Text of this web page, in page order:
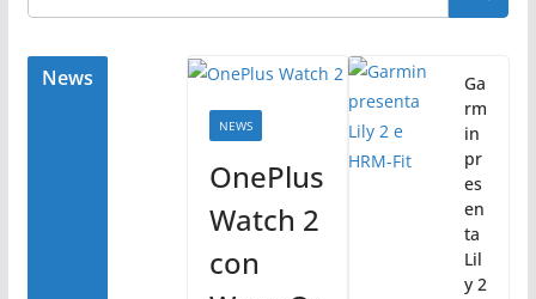
News
NEWS
OnePlus
Watch 2
con
Ga
rm
in
pr
es
en
ta
Lil
y 2